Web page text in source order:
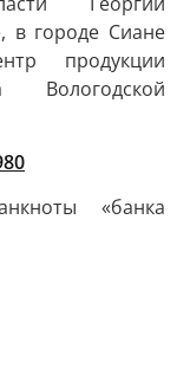
в городе Сиане
продукции
Вологодской
«банка